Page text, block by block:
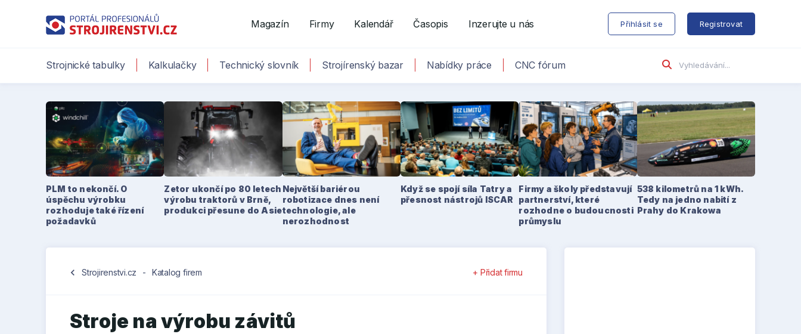
Magazín Firmy Kalendář Časopis Inzerujte u nás Přihlásit se Registrovat
Strojnické tabulky Kalkulačky Technický slovník Strojírenský bazar Nabídky práce CNC fórum
PLM to nekončí. O
úspěchu výrobku
rozhoduje také řízení
požadavků
Zetor ukončí po 80 letech
výrobu traktorů v Brně,
produkci přesune do Asie
Největší bariérou
robotizace dnes není
technologie, ale
nerozhodnost
Když se spojí síla Tatry a
přesnost nástrojů ISCAR
Firmy a školy představují
partnerství, které
rozhodne o budoucnosti
průmyslu
538 kilometrů na 1 kWh.
Tedy na jedno nabití z
Prahy do Krakowa
chevron_left Strojirenstvi.cz - Katalog firem + Přidat firmu
Stroje na výrobu závitů